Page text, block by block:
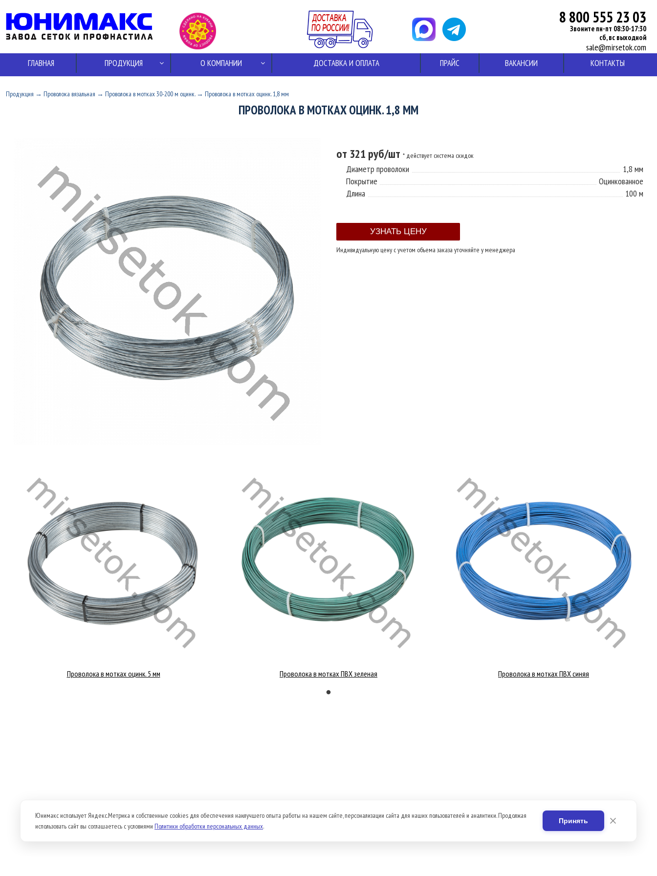
8 800 555 23 03
Звоните пн-пт 08:30-17:30
сб, вс выходной
sale@mirsetok.com
ГЛАВНАЯ ПРОДУКЦИЯ О КОМПАНИИ ДОСТАВКА И ОПЛАТА ПРАЙС ВАКАНСИИ КОНТАКТЫ
Продукция → Проволока вязальная → Проволока в мотках 30-200 м оцинк. → Проволока в мотках оцинк. 1,8 мм
ПРОВОЛОКА В МОТКАХ ОЦИНК. 1,8 ММ
от 321 руб/шт * действует система скидок
Диаметр проволоки
1,8 мм
Покрытие
Оцинкованное
Длина
100 м
Индивидуальную цену с учетом объема заказа уточняйте у менеджера
Проволока в мотках оцинк. 5 мм Проволока в мотках ПВХ зеленая Проволока в мотках ПВХ синяя
Юнимакс использует Яндекс.Метрика и собственные cookies для обеспечения наилучшего опыта работы на нашем сайте, персонализации сайта для наших пользователей и аналитики. Продолжая
использовать сайт вы соглашаетесь с условиями Политики обработки персональных данных.
Принять